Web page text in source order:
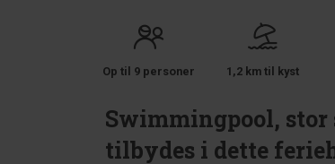
Op til 9 personer 1,2 km til kyst
Swimmingpool, stor
tilbydes i dette